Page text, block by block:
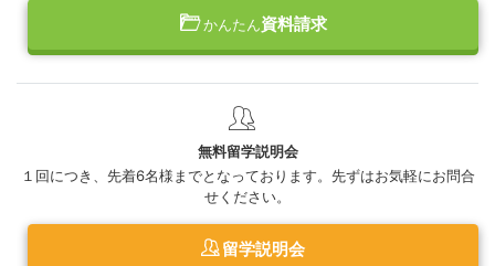
かんたん資料請求
無料留学説明会
１回につき、先着6名様までとなっております。先ずはお気軽にお問合
せください。
留学説明会